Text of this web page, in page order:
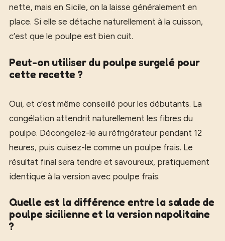
nette, mais en Sicile, on la laisse généralement en
place. Si elle se détache naturellement à la cuisson,
c’est que le poulpe est bien cuit.
Peut-on utiliser du poulpe surgelé pour
cette recette ?
Oui, et c’est même conseillé pour les débutants. La
congélation attendrit naturellement les fibres du
poulpe. Décongelez-le au réfrigérateur pendant 12
heures, puis cuisez-le comme un poulpe frais. Le
résultat final sera tendre et savoureux, pratiquement
identique à la version avec poulpe frais.
Quelle est la différence entre la salade de
poulpe sicilienne et la version napolitaine
?